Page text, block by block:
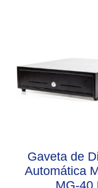
Gaveta de
Automática
MG-40